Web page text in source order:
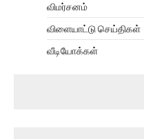
விமர்சனம்
விளையாட்டு செய்திகள்
வீடியோக்கள்